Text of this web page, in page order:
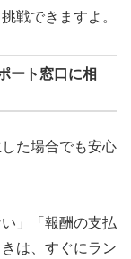
戦できますよ。
ート窓口に相
た場合でも安心
」「報酬の支払
は、すぐにラン